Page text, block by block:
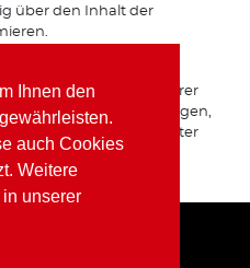
Ihnen den
auch Cookies
Weitere
in unserer
über den Inhalt der
oder Nutzung Ihrer
Auskünften, Berichtigungen,
sowie Widerruf erteilter
an unsere(n)
Apothekeninhaber(in).